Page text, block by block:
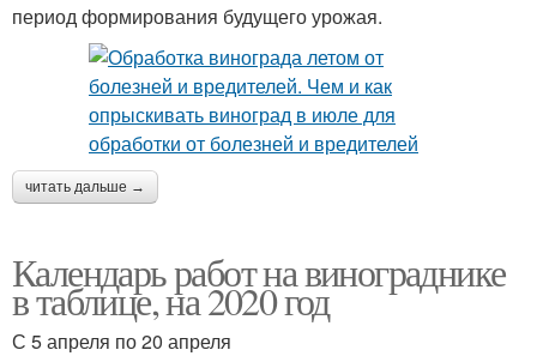
период формирования будущего урожая.
читать дальше →
Календарь работ на винограднике
в таблице, на 2020 год
С 5 апреля по 20 апреля